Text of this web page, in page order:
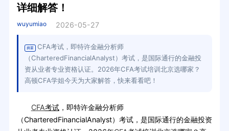
详细解答！
wuyumiao 2026-05-27
摘要
CFA考试，即特许金融分析师
（CharteredFinancialAnalyst）考试，是国际通行的金融投
资从业者专业资格认证。2026年CFA考试培训北京选哪家？
高顿CFA学姐今天为大家解答，快来看看吧！
CFA考试，即特许金融分析师
（CharteredFinancialAnalyst）考试，是国际通行的金融投资